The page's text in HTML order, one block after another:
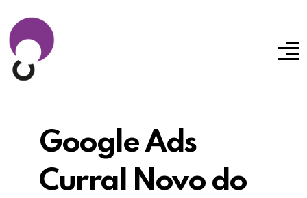
Google Ads
Curral Novo do